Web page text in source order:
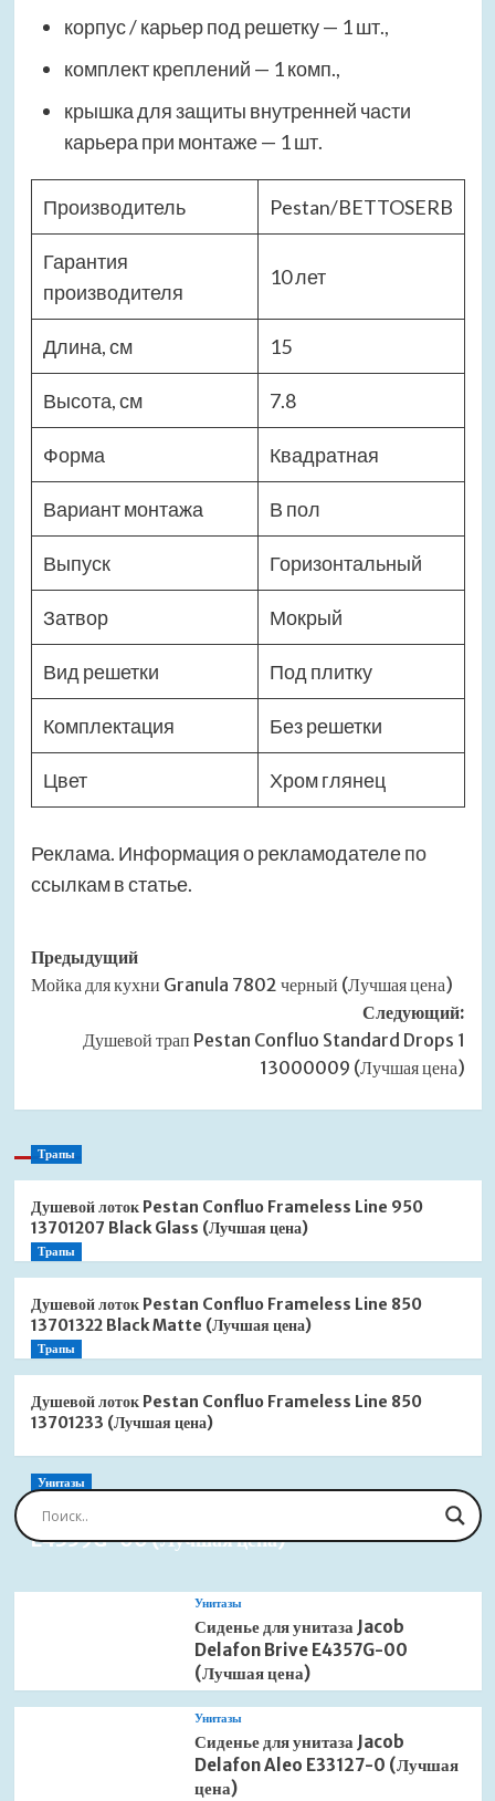
корпус / карьер под решетку — 1 шт.,
комплект креплений — 1 комп.,
крышка для защиты внутренней части
карьера при монтаже — 1 шт.
Производитель Pestan/BETTOSERB
Гарантия
производителя
10 лет
Длина, см 15
Высота, см 7.8
Форма Квадратная
Вариант монтажа В пол
Выпуск Горизонтальный
Затвор Мокрый
Вид решетки Под плитку
Комплектация Без решетки
Цвет Хром глянец
Реклама. Информация о рекламодателе по
ссылкам в статье.
Навигация
записи
Предыдущий
Мойка для кухни Granula 7802 черный (Лучшая цена)
Следующий:
Душевой трап Pestan Confluo Standard Drops 1
13000009 (Лучшая цена)
Трапы
Душевой лоток Pestan Confluo Frameless Line 950
13701207 Black Glass (Лучшая цена)
Трапы
Душевой лоток Pestan Confluo Frameless Line 850
13701322 Black Matte (Лучшая цена)
Трапы
Душевой лоток Pestan Confluo Frameless Line 850
13701233 (Лучшая цена)
Унитазы
Сиденье для унитаза Jacob Delafon Brive
E4359G-00 (Лучшая цена)
Унитазы
Сиденье для унитаза Jacob
Delafon Brive E4357G-00
(Лучшая цена)
Унитазы
Сиденье для унитаза Jacob
Delafon Aleo E33127-0 (Лучшая
цена)